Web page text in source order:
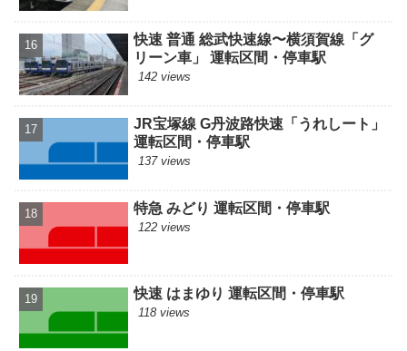
快速 普通 総武快速線〜横須賀線「グ
リーン車」 運転区間・停車駅
142 views
JR宝塚線 G丹波路快速「うれしート」
運転区間・停車駅
137 views
特急 みどり 運転区間・停車駅
122 views
快速 はまゆり 運転区間・停車駅
118 views